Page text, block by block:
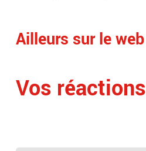
Ailleurs sur le web
Vos réactions